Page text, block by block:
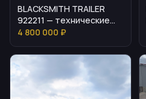
BLACKSMITH TRAILER
922211 — технические
детали и
нюансы
4 800 000 ₽